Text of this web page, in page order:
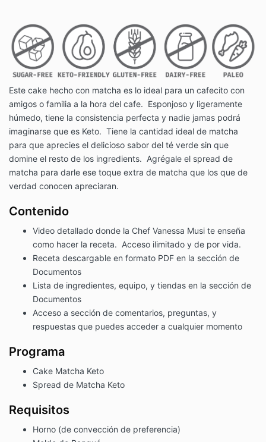
Este cake hecho con matcha es lo ideal para un cafecito con
amigos o familia a la hora del cafe. Esponjoso y ligeramente
húmedo, tiene la consistencia perfecta y nadie jamas podrá
imaginarse que es Keto. Tiene la cantidad ideal de matcha
para que aprecies el delicioso sabor del té verde sin que
domine el resto de los ingredients. Agrégale el spread de
matcha para darle ese toque extra de matcha que los que de
verdad conocen apreciaran.
Contenido
Video detallado donde la Chef Vanessa Musi te enseña
como hacer la receta. Acceso ilimitado y de por vida.
Receta descargable en formato PDF en la sección de
Documentos
Lista de ingredientes, equipo, y tiendas en la sección de
Documentos
Acceso a sección de comentarios, preguntas, y
respuestas que puedes acceder a cualquier momento
Programa
Cake Matcha Keto
Spread de Matcha Keto
Requisitos
Horno (de convección de preferencia)